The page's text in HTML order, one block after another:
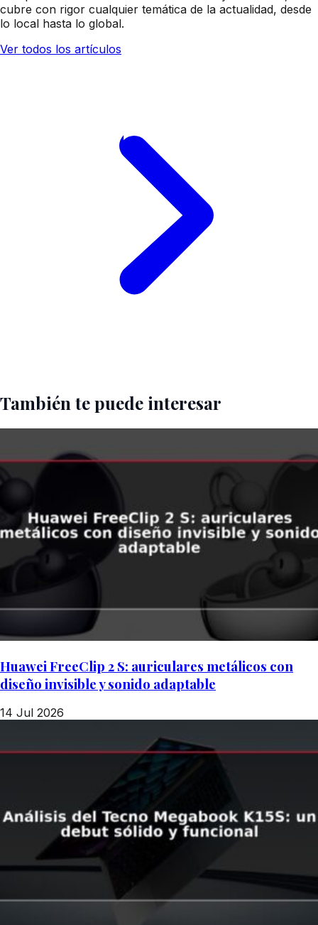
cubre con rigor cualquier temática de la actualidad, desde
lo local hasta lo global.
Ver todos los artículos
También te puede interesar
Huawei FreeClip 2 S: auriculares metálicos con
diseño invisible y sonido adaptable
14 Jul 2026